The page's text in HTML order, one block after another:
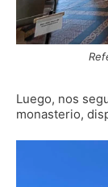
Luego, nos
monasterio,